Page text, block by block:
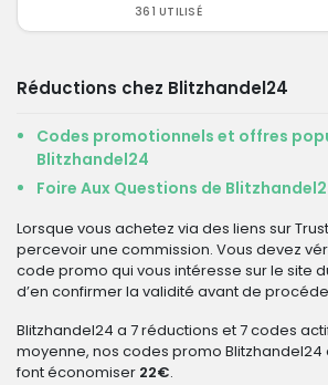
361 UTILISÉ
Réductions chez Blitzhandel24
Codes promotionnels et offres
Blitzhandel24
Foire Aux Questions de
Lorsque vous achetez via des liens sur
percevoir une commission. Vous devez
code promo qui vous intéresse sur le site
d’en confirmer la validité avant de
Blitzhandel24 a 7 réductions et 7 codes
moyenne, nos codes promo
font économiser 22€.